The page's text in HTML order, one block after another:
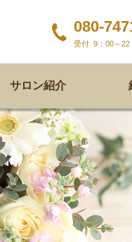
080-
9：00～22
サロン紹介